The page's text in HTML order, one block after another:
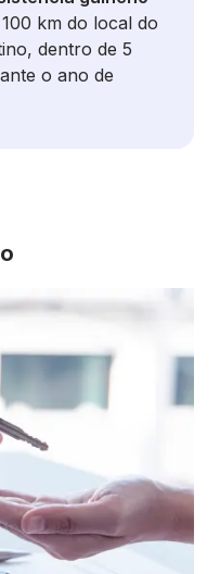
km do local do
dentro de 5
o ano de